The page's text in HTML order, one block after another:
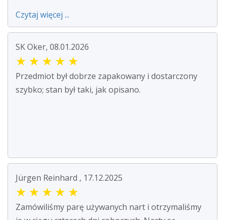
Czytaj więcej ...
SK Oker, 08.01.2026
★ ★ ★ ★ ★
Przedmiot był dobrze zapakowany i dostarczony
szybko; stan był taki, jak opisano.
Jürgen Reinhard , 17.12.2025
★ ★ ★ ★ ★
Zamówiliśmy parę używanych nart i otrzymaliśmy